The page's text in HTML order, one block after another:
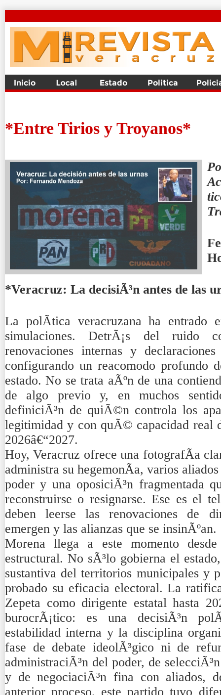
*Entre Tirios y Troyanos*
*Veracruz: La decisiÃ³n antes de las
La polÃ­tica veracruzana ha entrado
simulaciones. DetrÃ¡s del ruido
renovaciones internas y
configurando un reacomodo profundo
estado. No se trata aÃºn de una
de algo previo y, en muchos
definiciÃ³n de quiÃ©n controla los
legitimidad y con quÃ© capacidad real
2026â€“2027.
Hoy, Veracruz ofrece una fotografÃ­a
administra su hegemonÃ­a, varios
poder y una oposiciÃ³n fragmentada
reconstruirse o resignarse. Ese es el
deben leerse las renovaciones de
emergen y las alianzas que se insinÃºan.
Morena llega a este momento
estructural. No sÃ³lo gobierna el
sustantiva del territorios municipales y
probado su eficacia electoral. La
Zepeta como dirigente estatal hasta
burocrÃ¡tico: es una decisiÃ³n
estabilidad interna y la disciplina
fase de debate ideolÃ³gico ni de
administraciÃ³n del poder, de
y de negociaciÃ³n fina con aliados,
anterior proceso, este partido tuvo